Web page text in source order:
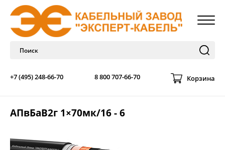
+7 (495) 248-66-70 8 800 707-66-70 Корзина
АПвБаВ2г 1×70мк/16 - 6